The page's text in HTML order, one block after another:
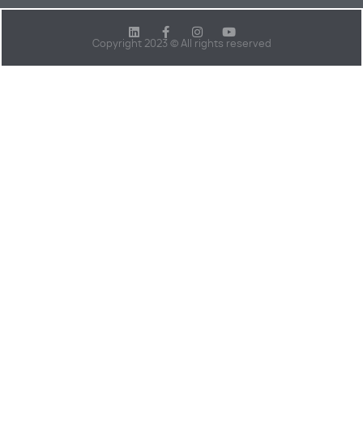
Copyright 2023 © All rights reserved